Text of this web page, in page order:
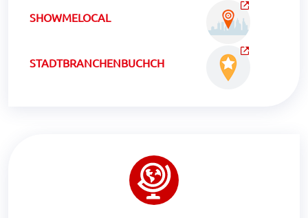
SHOWMELOCAL
STADTBRANCHENBUCHCH